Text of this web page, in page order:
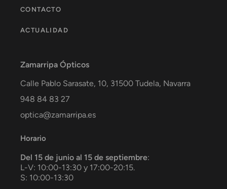
CONTACTO
ACTUALIDAD
Zamarripa Ópticos
Calle Pablo Sarasate, 10, 31500 Tudela, Navarra
948 84 83 27
optica@zamarripa.es
Horario
Del 15 de junio al 15 de septiembre:
L-V: 10:00-13:30 y 17:00-20:15.
S: 10:00-13:30